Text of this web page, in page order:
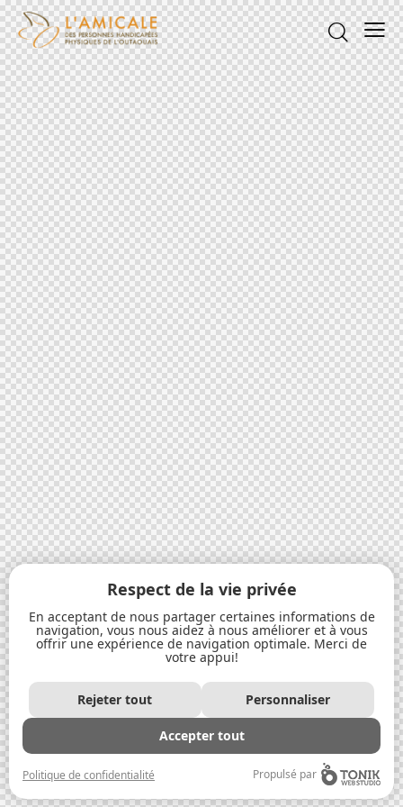
Respect de la vie privée
En acceptant de nous partager certaines informations de
navigation, vous nous aidez à nous améliorer et à vous
offrir une expérience de navigation optimale. Merci de
votre appui!
Rejeter tout Personnaliser
Accepter tout
Politique de confidentialité Propulsé par